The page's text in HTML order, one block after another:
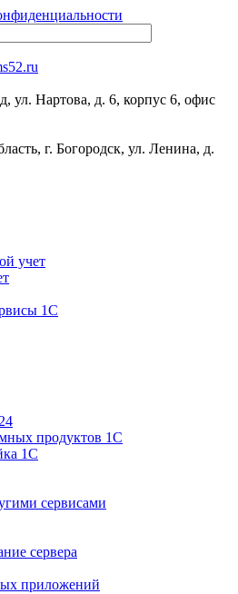
ул. Нартова, д. 6, корпус 6, офис
г. Богородск, ул. Ленина, д.
учет
1С
продуктов 1С
1С
сервисами
сервера
приложений